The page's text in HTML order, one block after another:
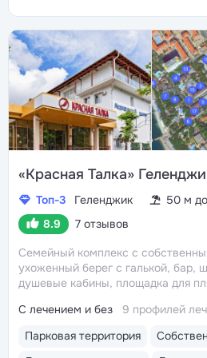
«Красная Талка»
Топ-3 Геленджик
50 м
8.9
7 отзывов
Семейный комплекс с
ухоженный берег с галькой, бар,
душевые кабины, площадка для
питание «шведский стол» в двух
гостей, отдыхающих на первой и
На территории корпусов есть
Парковая территория
С лечением и без 9 профилей